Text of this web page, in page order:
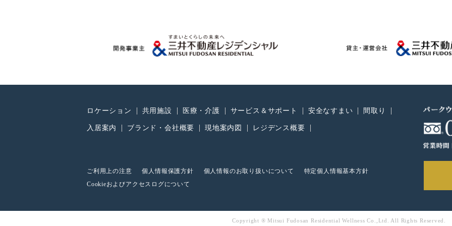
ロケーション 共用施設 医療・介護 サービス＆サポート 安全なすまい 間取り
入居案内 ブランド・会社概要 現地案内図 レジデンス概要
ご利用上の注意 個人情報保護方針 個人情報のお取り扱いについて
特定個人情報基本方針
Cookieおよびアクセスログについて
Copyright ® Mitsui Fudosan Residential Wellness Co.,Ltd. All Rights Reserved.